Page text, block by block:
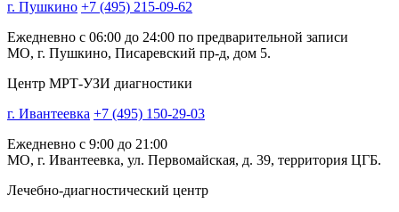
г. Пушкино +7 (495) 215-09-62
Ежедневно с 06:00 до 24:00 по предварительной записи
МО, г. Пушкино, Писаревский пр-д, дом 5.
Центр МРТ-УЗИ диагностики
г. Ивантеевка +7 (495) 150-29-03
Ежедневно с 9:00 до 21:00
МО, г. Ивантеевка, ул. Первомайская, д. 39, территория ЦГБ.
Лечебно-диагностический центр